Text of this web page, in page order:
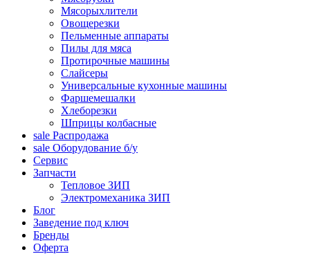
Мясорыхлители
Овощерезки
Пельменные аппараты
Пилы для мяса
Протирочные машины
Слайсеры
Универсальные кухонные машины
Фаршемешалки
Хлеборезки
Шприцы колбасные
sale Распродажа
sale Оборудование б/у
Сервис
Запчасти
Тепловое ЗИП
Электромеханика ЗИП
Блог
Заведение под ключ
Бренды
Оферта